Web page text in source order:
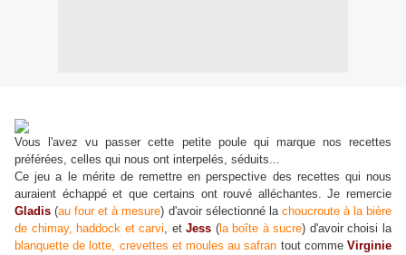
Vous l'avez vu passer cette petite poule qui marque nos recettes
préférées, celles qui nous ont interpelés, séduits...
Ce jeu a le mérite de remettre en perspective des recettes qui nous
auraient échappé et que certains ont rouvé alléchantes. Je remercie
Gladis (au four et à mesure) d'avoir sélectionné la choucroute à la bière
de chimay, haddock et carvi, etJess (la boîte à sucre) d'avoir choisi la
blanquette de lotte, crevettes et moules au safran tout commeVirginie